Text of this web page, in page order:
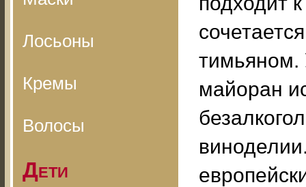
Лосьоны
Кремы
Волосы
Дети
тимьяном.
майоран